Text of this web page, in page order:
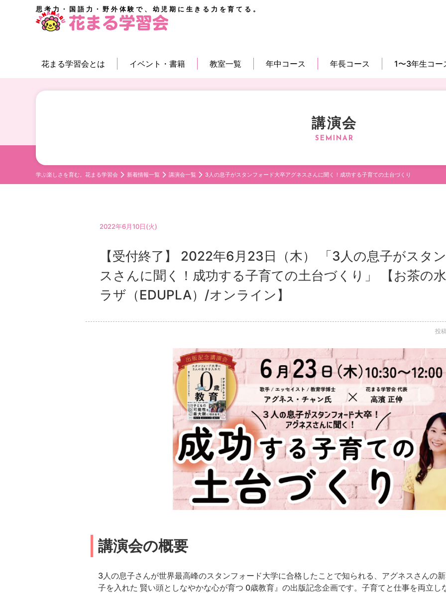
思考力・国語力・野外体験で、幼児期に生きる力を育てる。
花まる学習会とは イベント・書籍 教室一覧 年中コース 年長コース 1〜3年生コー
講演会
学ぶ楽しさを育む。花まる学習会 新着情報一覧 講演会一覧 3人の息子がスタンフォード大卒アグネスさんに聞く！成功する子育ての土台づくり
2022年6月10日(火)
【受付終了】 2022年6月23日（木） 「3人の息子がスタ
スさんに聞く！成功する子育ての土台づくり」 【お茶の
ラザ（EDUPLA）/オンライン】
投
講演会の概要
3人の息子さんが世界最高峰のスタンフォード大学に合格したことで知られる、アグネスさんの
子を入れた 賢い頭としなやかな心が育つ 0歳教育』の出版記念企画です。子育てと仕事を両立